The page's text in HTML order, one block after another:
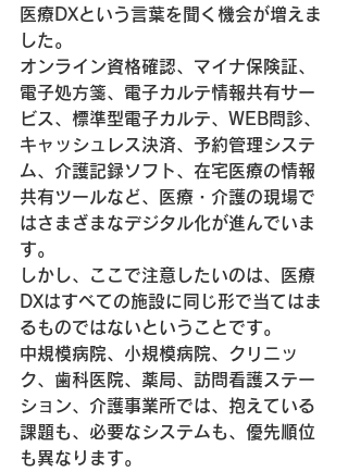
医療DXという言葉を聞く機会が増えま
した。
オンライン資格確認、マイナ保険証、
電子処方箋、電子カルテ情報共有サー
ビス、標準型電子カルテ、WEB問診、
キャッシュレス決済、予約管理システ
ム、介護記録ソフト、在宅医療の情報
共有ツールなど、医療・介護の現場で
はさまざまなデジタル化が進んでいま
す。
しかし、ここで注意したいのは、医療
DXはすべての施設に同じ形で当てはま
るものではないということです。
中規模病院、小規模病院、クリニッ
ク、歯科医院、薬局、訪問看護ステー
ション、介護事業所では、抱えている
課題も、必要なシステムも、優先順位
も異なります。